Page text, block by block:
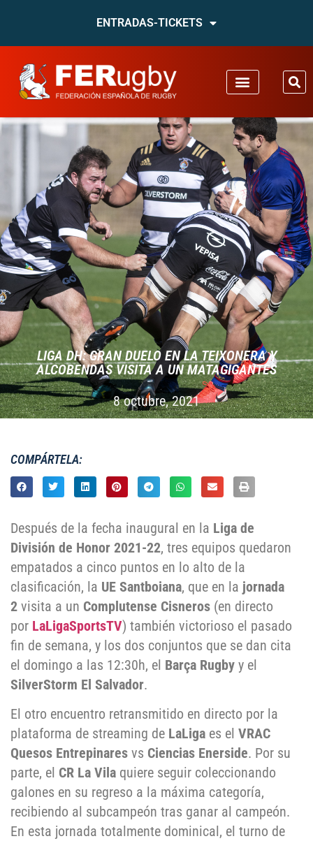
ENTRADAS-TICKETS
LIGA DH: GRAN DUELO EN LA TEIXONERA Y
ALCOBENDAS VISITA A UN MATAGIGANTES
8 octubre, 2021
COMPÁRTELA:
Después de la fecha inaugural en la Liga de
División de Honor 2021-22, tres equipos quedaron
empatados a cinco puntos en lo alto de la
clasificación, la UE Santboiana, que en la jornada
2 visita a un Complutense Cisneros (en directo
por LaLigaSportsTV) también victorioso el pasado
fin de semana, y los dos conjuntos que se dan cita
el domingo a las 12:30h, el Barça Rugby y el
SilverStorm El Salvador.
El otro encuentro retransmitido en directo por la
plataforma de streaming de LaLiga es el VRAC
Quesos Entrepinares vs Ciencias Enerside. Por su
parte, el CR La Vila quiere seguir coleccionando
galones en su regreso a la máxima categoría,
recibiendo al subcampeón tras ganar al campeón.
En esta jornada totalmente dominical, el turno de